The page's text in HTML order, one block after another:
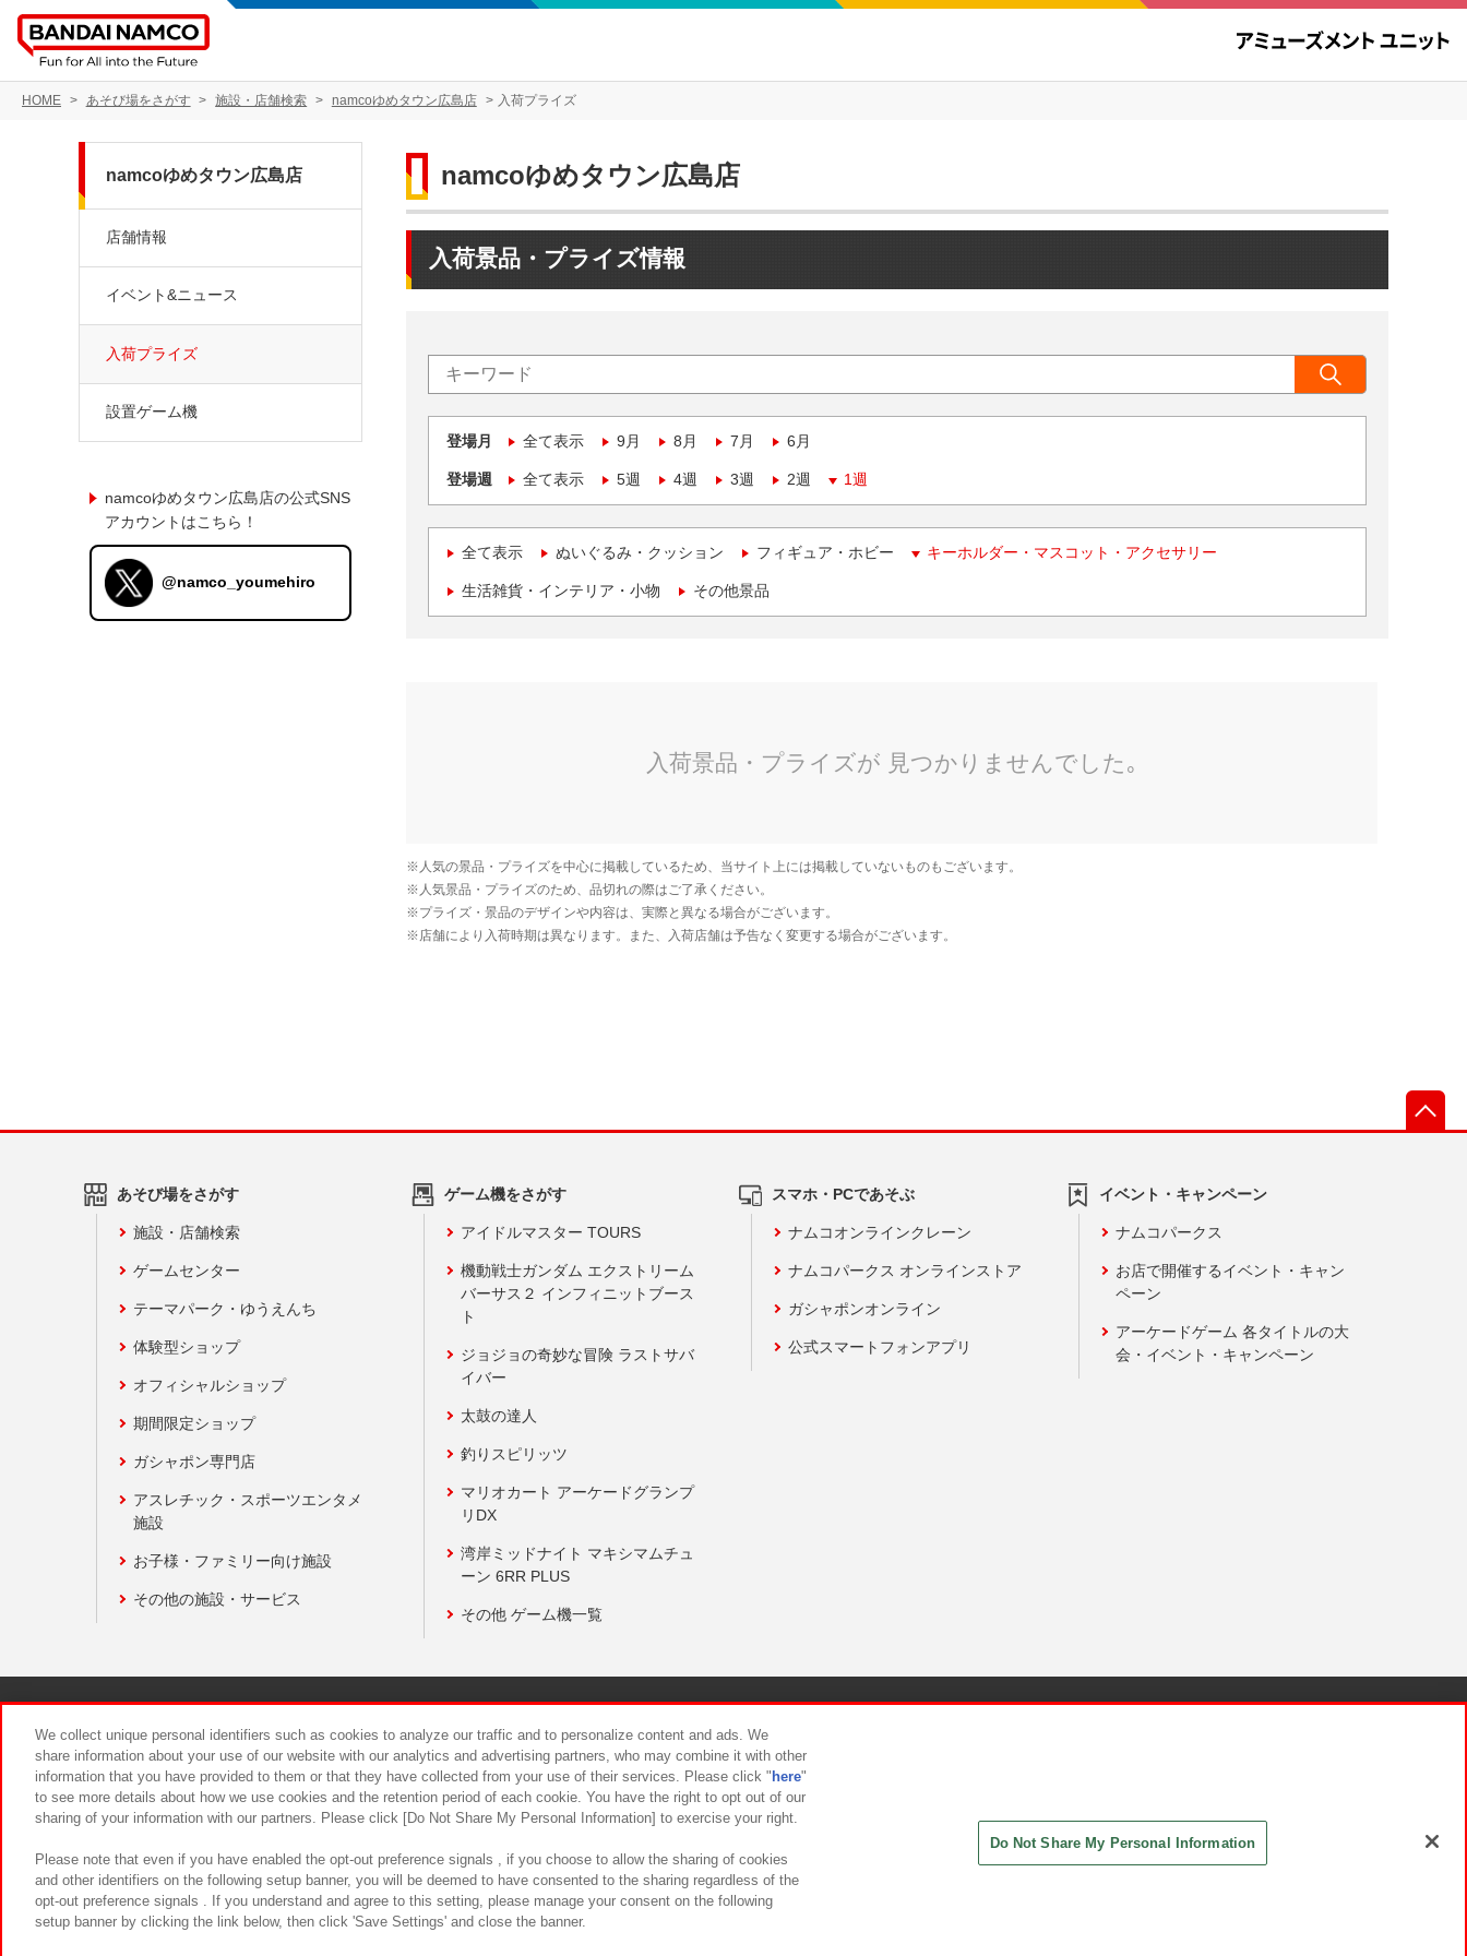
HOME あそび場をさがす 施設・店舗検索 namcoゆめタウン広島店 入荷プライズ
namcoゆめタウン広島店
入荷景品・プライズ情報
登場月 全て表示 9月 8月 7月 6月
登場週 全て表示 5週 4週 3週 2週 1週
全て表示 ぬいぐるみ・クッション フィギュア・ホビー キーホルダー・マスコット・アクセサリー
生活雑貨・インテリア・小物 その他景品
namcoゆめタウン広島店
店舗情報
イベント&ニュース
入荷プライズ
設置ゲーム機
namcoゆめタウン広島店の公式SNS
アカウントはこちら！
@namco_youmehiro
あそび場をさがす
施設・店舗検索
ゲームセンター
テーマパーク・ゆうえんち
体験型ショップ
オフィシャルショップ
期間限定ショップ
ガシャポン専門店
アスレチック・スポーツエンタメ
施設
お子様・ファミリー向け施設
その他の施設・サービス
ゲーム機をさがす
アイドルマスター TOURS
機動戦士ガンダム エクストリーム
バーサス２ インフィニットブース
ト
ジョジョの奇妙な冒険 ラストサバ
イバー
太鼓の達人
釣りスピリッツ
マリオカート アーケードグランプ
リDX
湾岸ミッドナイト マキシマムチュ
ーン 6RR PLUS
その他 ゲーム機一覧
スマホ・PCであそぶ
ナムコオンラインクレーン
ナムコパークス オンラインストア
ガシャポンオンライン
公式スマートフォンアプリ
イベント・キャンペーン
ナムコパークス
お店で開催するイベント・キャン
ペーン
アーケードゲーム 各タイトルの大
会・イベント・キャンペーン
食品のご提供について カスタマーハラスメント対応方針
We collect unique personal identifiers such as cookies to analyze our traffic and to personalize content and ads. We
share information about your use of our website with our analytics and advertising partners, who may combine it with other
information that you have provided to them or that they have collected from your use of their services. Please click " here"
to see more details about how we use cookies and the retention period of each cookie. You have the right to opt out of our
sharing of your information with our partners. Please click [Do Not Share My Personal Information] to exercise your right.
Please note that even if you have enabled the opt-out preference signals , if you choose to allow the sharing of cookies
and other identifiers on the following setup banner, you will be deemed to have consented to the sharing regardless of the
opt-out preference signals . If you understand and agree to this setting, please manage your consent on the following
setup banner by clicking the link below, then click 'Save Settings' and close the banner.
Do Not Share My Personal Information